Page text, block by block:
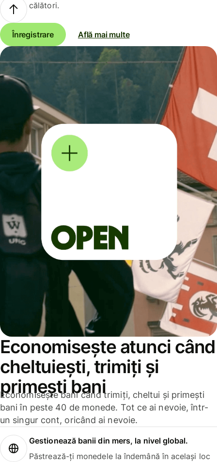
călători.
Înregistrare Află mai multe
Economisește atunci când
cheltuiești, trimiți și
primești bani
Economisește bani când trimiți, cheltui și primești
bani în peste 40 de monede. Tot ce ai nevoie, într-
un singur cont, oricând ai nevoie.
Gestionează banii din mers, la nivel global.
Păstrează-ți monedele la îndemână în același loc